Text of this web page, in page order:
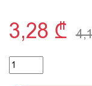
3,28 ₾
ქაფჩა მეტალის